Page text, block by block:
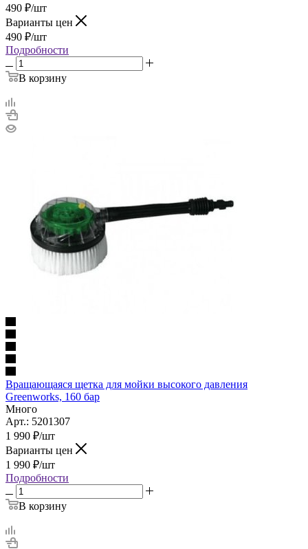
490 ₽/шт
Варианты цен
490 ₽/шт
Подробности
В корзину
Вращающаяся щетка для мойки высокого давления
Greenworks, 160 бар
Много
Арт.: 5201307
1 990 ₽/шт
Варианты цен
1 990 ₽/шт
Подробности
В корзину